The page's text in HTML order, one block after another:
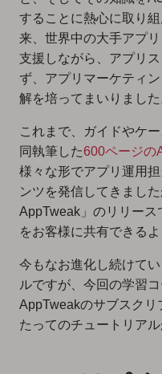
することに熱心に取り
来、世界中の大手アプ
支援しながら、アプリ
ず、アプリマーケティ
解を培ってまいりました
これまで、ガイドやケ
同執筆した600ページの
様々な形でアプリ運用
ンツを発信してきまし
AppTweak」のリリース
をお客様に共有できるよ
今もなお進化し続けて
ルですが、今回の学習
AppTweakのサブスク
たってのチュートリアル